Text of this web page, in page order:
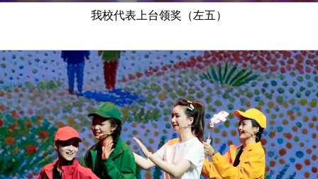
我校代表上台领奖（左五）